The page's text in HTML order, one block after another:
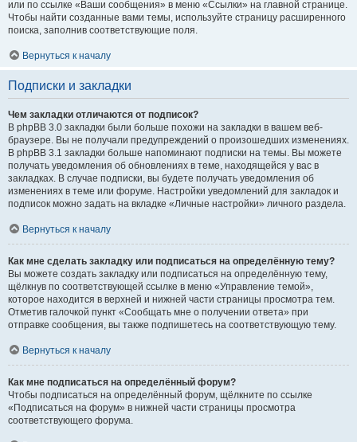
или по ссылке «Ваши сообщения» в меню «Ссылки» на главной странице.
Чтобы найти созданные вами темы, используйте страницу расширенного
поиска, заполнив соответствующие поля.
Вернуться к началу
Подписки и закладки
Чем закладки отличаются от подписок?
В phpBB 3.0 закладки были больше похожи на закладки в вашем веб-
браузере. Вы не получали предупреждений о произошедших изменениях.
В phpBB 3.1 закладки больше напоминают подписки на темы. Вы можете
получать уведомления об обновлениях в теме, находящейся у вас в
закладках. В случае подписки, вы будете получать уведомления об
изменениях в теме или форуме. Настройки уведомлений для закладок и
подписок можно задать на вкладке «Личные настройки» личного раздела.
Вернуться к началу
Как мне сделать закладку или подписаться на определённую тему?
Вы можете создать закладку или подписаться на определённую тему,
щёлкнув по соответствующей ссылке в меню «Управление темой»,
которое находится в верхней и нижней части страницы просмотра тем.
Отметив галочкой пункт «Сообщать мне о получении ответа» при
отправке сообщения, вы также подпишетесь на соответствующую тему.
Вернуться к началу
Как мне подписаться на определённый форум?
Чтобы подписаться на определённый форум, щёлкните по ссылке
«Подписаться на форум» в нижней части страницы просмотра
соответствующего форума.